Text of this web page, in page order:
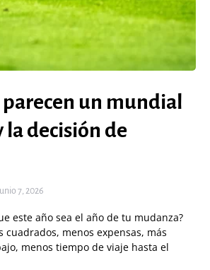
parecen un mundial
decisión de
7, 2026
este año sea el año de tu mudanza?
cuadrados, menos expensas, más
menos tiempo de viaje hasta el